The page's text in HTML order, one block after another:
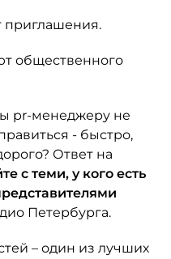
приглашения.
общественного
pr-менеджеру не
- быстро,
Ответ на
с теми, у кого есть
Петербурга.
– один из лучших